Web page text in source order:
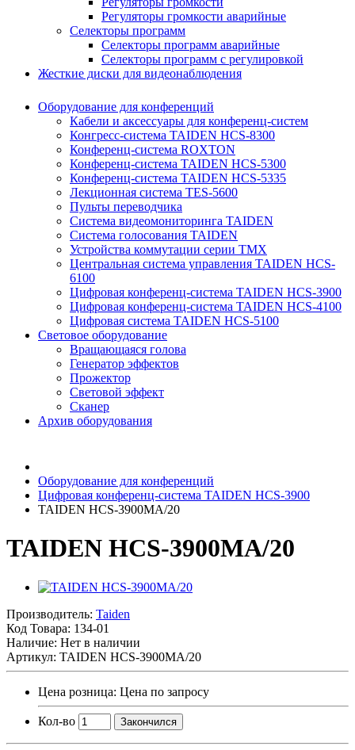
Регуляторы громкости аварийные
Селекторы программ
Селекторы программ аварийные
Селекторы программ с регулировкой
Жесткие диски для видеонаблюдения
Оборудование для конференций
Кабели и аксессуары для конференц-систем
Конгресс-система TAIDEN HCS-8300
Конференц-система ROXTON
Конференц-система TAIDEN HCS-5300
Конференц-система TAIDEN HCS-5335
Лекционная система TES-5600
Пульты переводчика
Система видеомониторинга TAIDEN
Система голосования TAIDEN
Устройства коммутации серии TMX
Центральная система управления TAIDEN HCS-
6100
Цифровая конференц-система TAIDEN HCS-3900
Цифровая конференц-система TAIDEN HCS-4100
Цифровая система TAIDEN HCS-5100
Световое оборудование
Вращающаяся голова
Генератор эффектов
Прожектор
Световой эффект
Сканер
Архив оборудования
Оборудование для конференций
Цифровая конференц-система TAIDEN HCS-3900
TAIDEN HCS-3900MA/20
TAIDEN HCS-3900MA/20
Производитель: Taiden
Код Товара: 134-01
Наличие: Нет в наличии
Артикул: TAIDEN HCS-3900MA/20
Цена розница: Цена по запросу
Кол-во Закончился